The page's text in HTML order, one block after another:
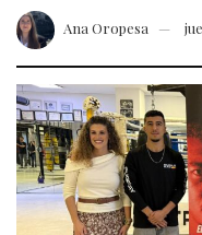
Ana Oropesa